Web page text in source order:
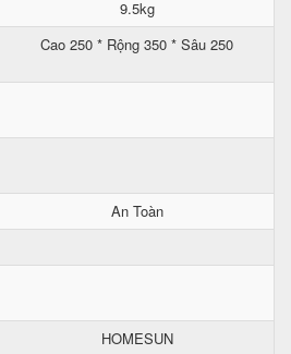
9.5kg
Cao 250 * Rộng 350 * Sâu 250
An Toàn
HOMESUN